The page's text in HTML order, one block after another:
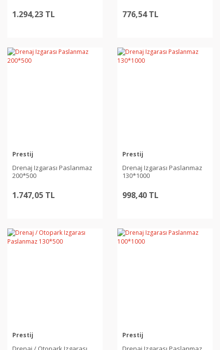
1.294,23 TL 776,54 TL
Prestij
Drenaj Izgarası Paslanmaz
200*500
1.747,05 TL
Prestij
Drenaj Izgarası Paslanmaz
130*1000
998,40 TL
Prestij Prestij